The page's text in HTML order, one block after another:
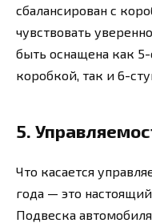
сбалансирован с
чувствовать
быть оснащена как
коробкой, так и 6-
5.
Что касается
года — это
Подвеска